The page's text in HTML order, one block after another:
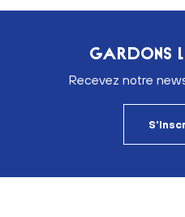
GARDONS
Recevez notre